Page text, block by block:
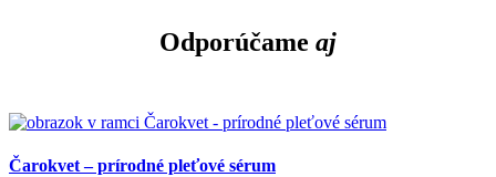
Odporúčame aj
Čarokvet – prírodné pleťové sérum